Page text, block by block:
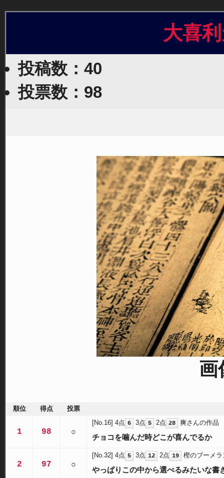
大喜
投稿数：40
投票数：98
画
順位 得点 投票
1 98 ○
[No.16] 4点 6 3点 5 2点 28 爽さんの作品
チョコを噛んだ時どこが喜んでるか
2 97 ○
[No.32] 4点 5 3点 12 2点 19 樫のブーメ
やっぱりこの中から選べるみたいな書